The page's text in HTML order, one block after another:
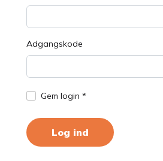
Adgangskode
Gem login *
Log ind